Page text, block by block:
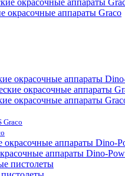
окрасочные аппараты Graco
окрасочные аппараты
окрасочные аппараты
Graco
аппараты Dino-